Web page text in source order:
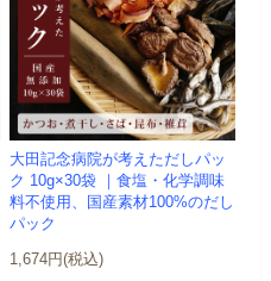
大田記念病院が考えただしパッ
ク 10g×30袋 ｜食塩・化学調味
料不使用、国産素材100%のだし
パック
1,674円(税込)